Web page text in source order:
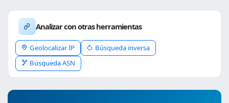
Analizar con otras herramientas
Geolocalizar IP
Búsqueda inversa
Búsqueda ASN